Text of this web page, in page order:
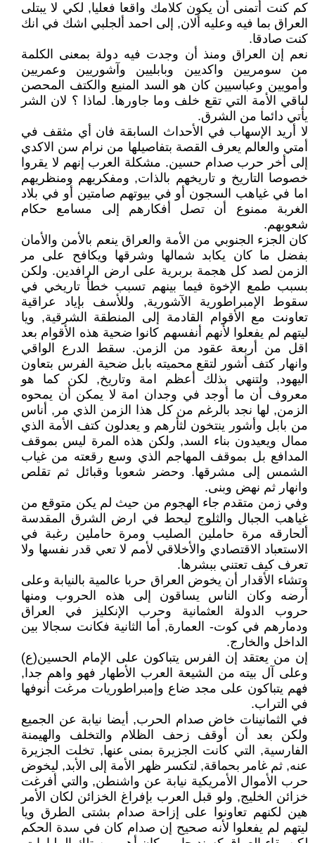
كم كنت أتمنى أن يكون كلامك واقعا فعليا, لكي لا يبتلى
العراق بما فيه وعليه ألان, إلى احمد ألجلبي اشك في انك
كنت صادقا.
نعم إن العراق ومنذ أن وجدت فيه دولة بمعنى الكلمة
من سومريين واكديين وبابليين وآشوريين وعمريين
وأمويين وعباسيين كان هو السد المنيع والكتف المحصن
لباقي الأمة التي تقع خلف وما جاورها. لماذا ؟ لان الشر
يأتي دائما من الشرق.
لا أريد الإسهاب في الأحداث السابقة فان أي مثقف في
أمتي والعالم يعرف القصة بتفاصيلها من نرام سن الاكدي
إلى أخر حرب صدام حسين. مشكلة العرب إنهم لا يقروا
خصوصا التاريخ و تاريخهم بالذات, ومفكريهم ومنظريهم
اما في غياهب السجون أو في بيوتهم صامتين أو في بلاد
الغربة ممنوع أن تصل أفكارهم إلى مسامع حكام
شعوبهم.
كان الجزء الجنوبي من الأمة والعراق ينعم بالأمن والأمان
بفضل ما كان يكابد شمالها وشرقها ويكافح على مر
الزمن لصد كل هجمة بربرية على ارض الرافدين. ولكن
بسبب طمع الإخوة فيما بينهم تسبب خطأ تاريخي في
سقوط الإمبراطورية الآشورية, وللأسف بإياد عراقية
تعاونت مع الأقوام القادمة إلى المنطقة الشرقية, ويا
ليتهم لم يفعلوا لأنهم أنفسهم كانوا ضحية هذه الأقوام بعد
اقل من أربعة عقود من الزمن. سقط الدرع الواقي
وانهار كتف أشور لتقع محميته بابل ضحية الفرس بتعاون
اليهود, ولتنهي بذلك أعظم امة وتاريخ, لكن كما هو
معروف أن ما أوجد في وجدان امة لا يمكن أن يمحوه
الزمن, لها نجد بالرغم من كل هذا الزمن الذي مر, أناس
من بابل وأشور ينتخون لثأرهم و يعدلون كتف الأمة الذي
ممال ويعيدون بناء السد, ولكن هذه المرة ليس بموقف
المدافع بل بموقف المهاجم الذي وسع رقعته من غياب
الشمس إلى مشرقها. وحضر شعوبا وقبائل ثم تقلص
وانهار ثم نهض وبنى.
وفي زمن متقدم جاء الهجوم من حيث لم يكن متوقع من
غياهب الجبال والثلوج ليحط في ارض الشرق المقدسة
ألحارقه مرة حاملين الصليب ومرة حاملين رغبة في
الاستعباد الاقتصادي والأخلاقي لأمم لا تعي قدر نفسها ولا
تعرف كيف تعتني ببشرها.
وتشاء الأقدار أن يخوض العراق حربا عالمية بالنيابة وعلى
أرضه وكان الناس يساقون إلى هذه الحروب ومنها
حروب الدولة العثمانية وحرب الإنكليز في العراق
ودمارهم في كوت- العمارة, أما الثانية فكانت سجالا بين
الداخل والخارج.
إن من يعتقد إن الفرس يتباكون على الإمام الحسين(ع)
وعلى آل بيته من الشيعة العرب الأطهار فهو واهم جدا,
فهم يتباكون على مجد ضاع وإمبراطوريات مرغت أنوفها
في التراب.
في الثمانينات خاض صدام الحرب, أيضا نيابة عن الجميع
ولكن بعد أن أوقف زحف الظلام والتخلف والهيمنة
الفارسية, التي كانت الجزيرة بمنى عنها, تخلت الجزيرة
عنه, ثم غامر بحماقة, لتكسر ظهر الأمة إلى الأبد, ليخوض
حرب الأموال الأمريكية نيابة عن واشنطن, والتي أفرغت
خزائن الخليج, ولو قبل العرب بإفراغ الخزائن لكان الأمر
هين لكنهم تعاونوا على إزاحة صدام بشتى الطرق ويا
ليتهم لم يفعلوا لأنه صحيح إن صدام كان في سدة الحكم